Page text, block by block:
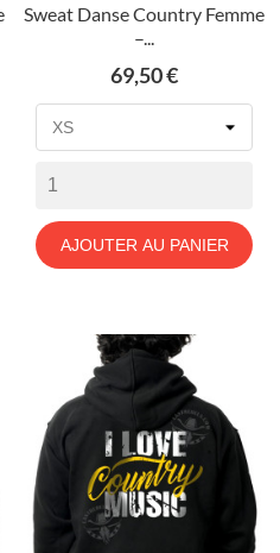
Sweat Danse Country Femme
–...
Prix
69,50 €
AJOUTER AU PANIER